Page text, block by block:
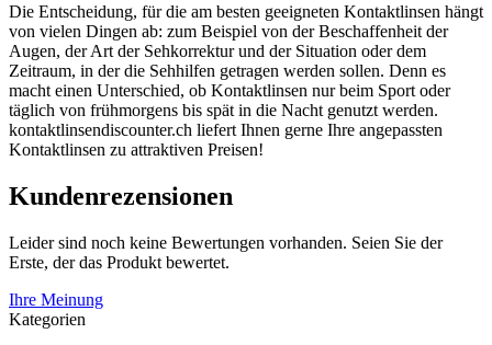
Die Entscheidung, für die am besten geeigneten Kontaktlinsen hängt
von vielen Dingen ab: zum Beispiel von der Beschaffenheit der
Augen, der Art der Sehkorrektur und der Situation oder dem
Zeitraum, in der die Sehhilfen getragen werden sollen. Denn es
macht einen Unterschied, ob Kontaktlinsen nur beim Sport oder
täglich von frühmorgens bis spät in die Nacht genutzt werden.
kontaktlinsendiscounter.ch liefert Ihnen gerne Ihre angepassten
Kontaktlinsen zu attraktiven Preisen!
Kundenrezensionen
Leider sind noch keine Bewertungen vorhanden. Seien Sie der
Erste, der das Produkt bewertet.
Ihre Meinung
Kategorien